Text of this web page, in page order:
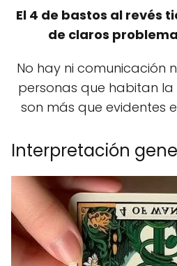
El 4 de bastos al revés
de claros
No hay ni comunicación
personas que habitan la
son más que evidentes
Interpretación